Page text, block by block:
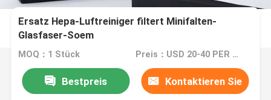
Ersatz Hepa-Luftreiniger filtert Minifalten-
Glasfaser-Soem
MOQ：1 Stück Preis：USD 20-40 PER UNIT
Bestpreis Kontaktieren Sie